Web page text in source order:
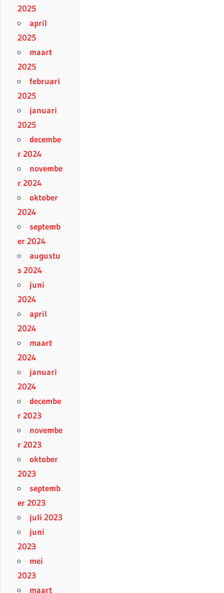
2025
april
2025
maart
2025
februari
2025
januari
2025
decembe
r 2024
novembe
r 2024
oktober
2024
septemb
er 2024
augustu
s 2024
juni
2024
april
2024
maart
2024
januari
2024
decembe
r 2023
novembe
r 2023
oktober
2023
septemb
er 2023
juli 2023
juni
2023
mei
2023
maart